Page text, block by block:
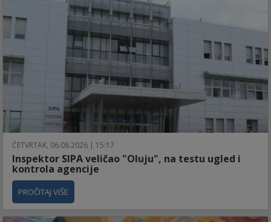
ČETVRTAK, 06.08.2026 | 15:17
Inspektor SIPA veličao "Oluju", na testu ugled i
kontrola agencije
PROČITAJ VIŠE